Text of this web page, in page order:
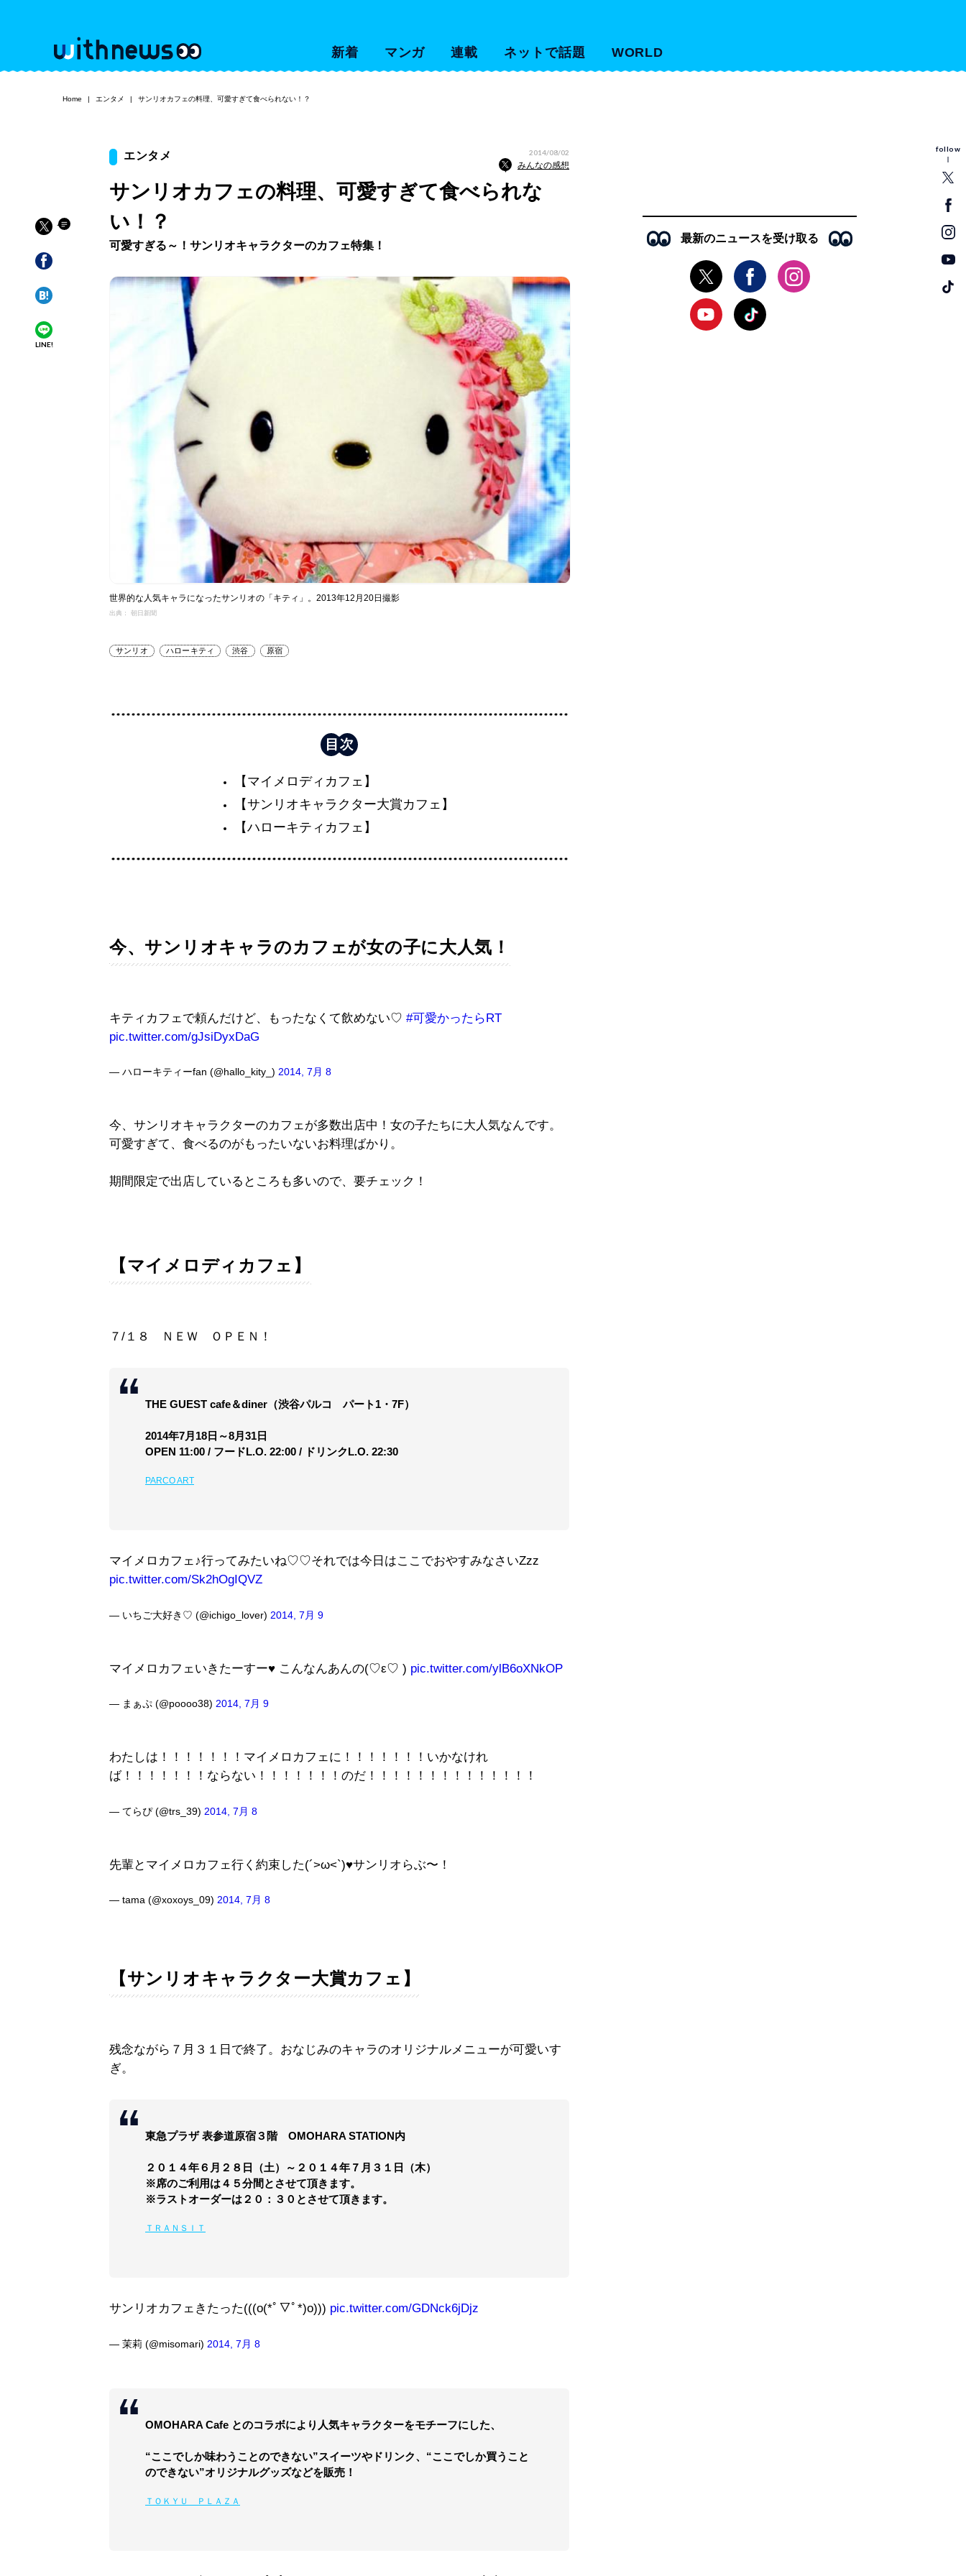
新着 マンガ 連載 ネットで話題 WORLD
follow
Home エンタメ サンリオカフェの料理、可愛すぎて食べられない！？
LINE!
エンタメ 2014/08/02
みんなの感想
サンリオカフェの料理、可愛すぎて食べられな
い！？
可愛すぎる～！サンリオキャラクターのカフェ特集！
世界的な人気キャラになったサンリオの「キティ」。2013年12月20日撮影
出典： 朝日新聞
サンリオ ハローキティ 渋谷 原宿
【マイメロディカフェ】
【サンリオキャラクター大賞カフェ】
【ハローキティカフェ】
今、サンリオキャラのカフェが女の子に大人気！
キティカフェで頼んだけど、もったなくて飲めない♡ #可愛かったらRT
pic.twitter.com/gJsiDyxDaG
— ハローキティーfan (@hallo_kity_) 2014, 7月 8
今、サンリオキャラクターのカフェが多数出店中！女の子たちに大人気なんです。
可愛すぎて、食べるのがもったいないお料理ばかり。
期間限定で出店しているところも多いので、要チェック！
【マイメロディカフェ】
７/１８ ＮＥＷ ＯＰＥＮ！
THE GUEST cafe＆diner（渋谷パルコ パート1・7F）
2014年7月18日～8月31日
OPEN 11:00 / フードL.O. 22:00 / ドリンクL.O. 22:30
PARCO ART
マイメロカフェ♪行ってみたいね♡♡それでは今日はここでおやすみなさいZzz
pic.twitter.com/Sk2hOgIQVZ
— いちご大好き♡ (@ichigo_lover) 2014, 7月 9
マイメロカフェいきたーすー♥ こんなんあんの(♡ε♡ ) pic.twitter.com/ylB6oXNkOP
— まぁぷ (@poooo38) 2014, 7月 9
わたしは！！！！！！！マイメロカフェに！！！！！！！いかなけれ
ば！！！！！！！ならない！！！！！！！のだ！！！！！！！！！！！！！！
— てらぴ (@trs_39) 2014, 7月 8
先輩とマイメロカフェ行く約束した(´>ω<`)♥︎サンリオらぶ〜！
— tama (@xoxoys_09) 2014, 7月 8
【サンリオキャラクター大賞カフェ】
残念ながら７月３１日で終了。おなじみのキャラのオリジナルメニューが可愛いす
ぎ。
東急プラザ 表参道原宿３階 OMOHARA STATION内
２０１４年６月２８日（土）～２０１４年７月３１日（木）
※席のご利用は４５分間とさせて頂きます。
※ラストオーダーは２０：３０とさせて頂きます。
ＴＲＡＮＳＩＴ
サンリオカフェきたった(((o(*ﾟ▽ﾟ*)o))) pic.twitter.com/GDNck6jDjz
— 茉莉 (@misomari) 2014, 7月 8
OMOHARA Cafe とのコラボにより人気キャラクターをモチーフにした、
“ここでしか味わうことのできない”スイーツやドリンク、“ここでしか買うこと
のできない”オリジナルグッズなどを販売！
ＴＯＫＹＵ ＰＬＡＺＡ
最新のニュースを受け取る